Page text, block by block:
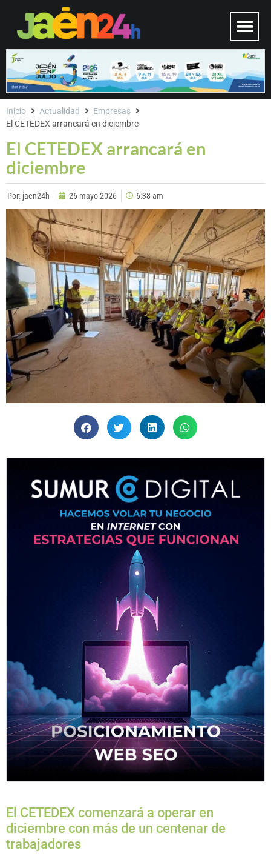
El CETEDEX arrancará en
diciembre
Inicio Actualidad
Empresas
El CETEDEX arrancará en diciembre
Por: jaen24h 26 mayo 2026 6:38 am
El CETEDEX comenzará a operar en
diciembre con más de un centenar de
trabajadores